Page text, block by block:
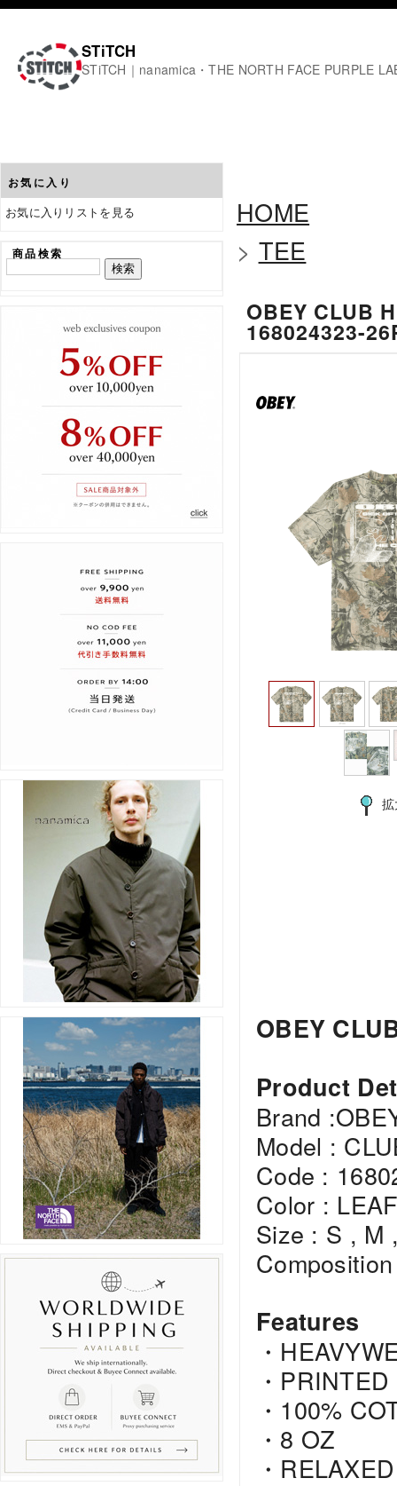
STiTCH
STiTCH｜nanamica・THE NORTH FACE PURPLE
お気に入り
お気に入りリストを見る
商品検索
HOME
> TEE
OBEY CLUB
168024323-
OBEY
Product
Brand
Model :
Code :
Color :
Size : S , M
Features
・
・
・100%
・8 OZ
・